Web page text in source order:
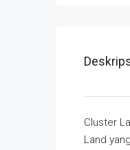
Cluster
Land